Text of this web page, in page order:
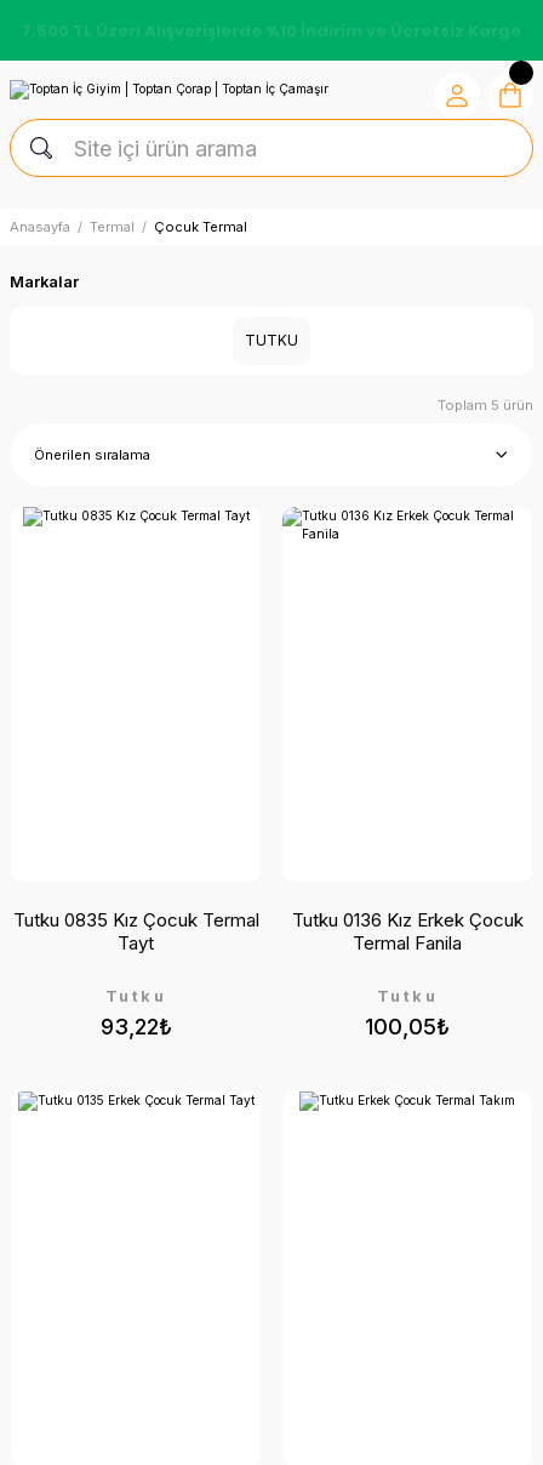
7.500 TL Üzeri Alışverişlerde %10 İndirim ve Ücretsiz Kargo
Anasayfa Termal Çocuk Termal
Markalar
TUTKU
Toplam 5 ürün
93,22₺
Tutku
Tutku 0835 Kız Çocuk Termal
Tayt
100,05₺
Tutku
Tutku 0136 Kız Erkek Çocuk
Termal Fanila